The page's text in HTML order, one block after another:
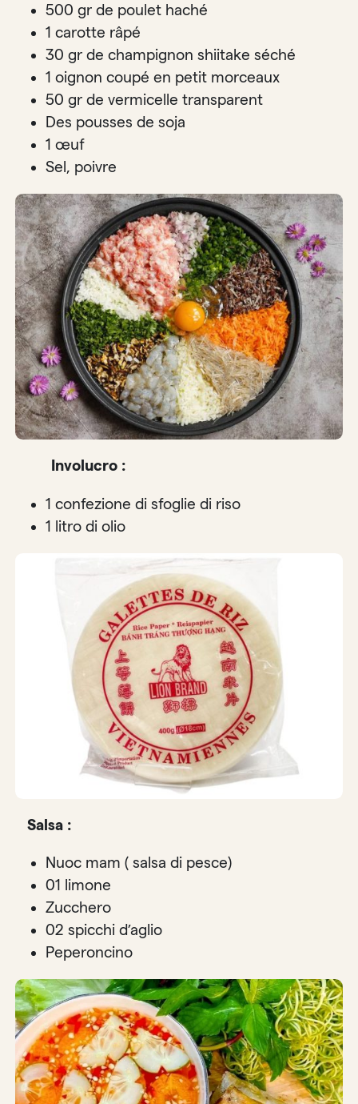
500 gr de poulet haché
1 carotte râpé
30 gr de champignon shiitake séché
1 oignon coupé en petit morceaux
50 gr de vermicelle transparent
Des pousses de soja
1 œuf
Sel, poivre
Involucro :
1 confezione di sfoglie di riso
1 litro di olio
Salsa :
Nuoc mam ( salsa di pesce)
01 limone
Zucchero
02 spicchi d’aglio
Peperoncino